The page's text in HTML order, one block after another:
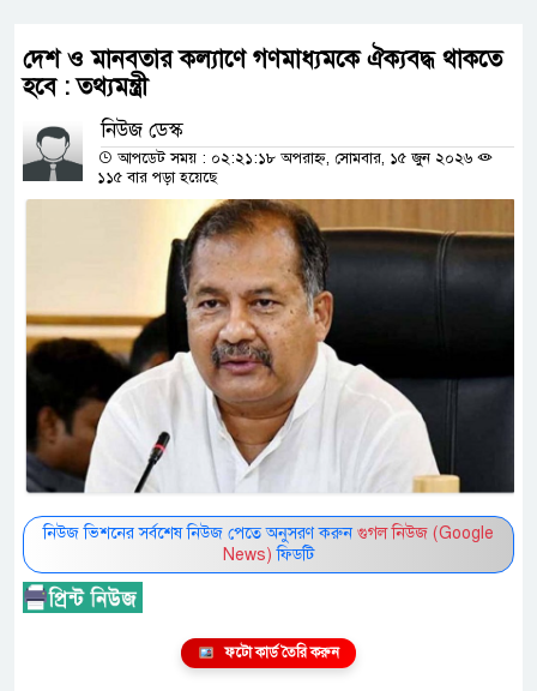
দেশ ও মানবতার কল্যাণে গণমাধ্যমকে ঐক্যবদ্ধ থাকতে
হবে : তথ্যমন্ত্রী
নিউজ ডেস্ক
আপডেট সময় : ০২:২১:১৮ অপরাহ্ন, সোমবার, ১৫ জুন ২০২৬
১১৫ বার পড়া হয়েছে
নিউজ ভিশনের সর্বশেষ নিউজ পেতে অনুসরণ করুন গুগল নিউজ (Google
News) ফিডটি
ফটো কার্ড তৈরি করুন